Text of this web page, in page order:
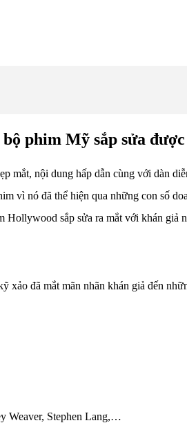
phim Mỹ sắp sửa
mắt, nội dung hấp dẫn cùng với dàn
vì nó đã thể hiện qua những con số
sắp sửa ra mắt với khán giả
xảo đã mắt mãn nhãn khán giả đến
Weaver, Stephen Lang,…